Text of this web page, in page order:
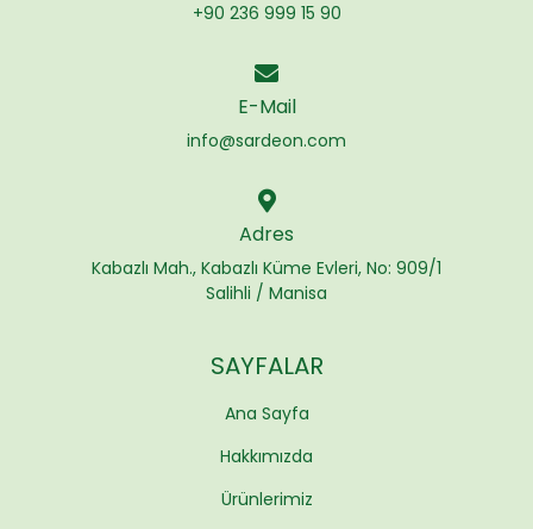
+90 236 999 15 90
E-Mail
info@sardeon.com
Adres
Kabazlı Mah., Kabazlı Küme Evleri, No: 909/1
Salihli / Manisa
SAYFALAR
Ana Sayfa
Hakkımızda
Ürünlerimiz